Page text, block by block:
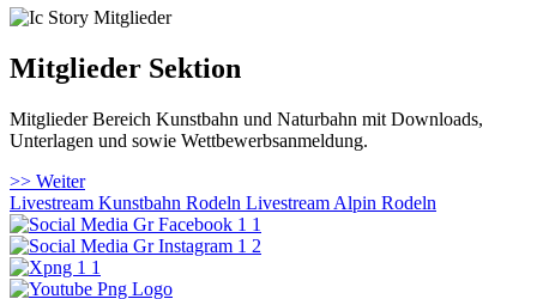
Mitglieder Sektion
Mitglieder Bereich Kunstbahn und Naturbahn mit Downloads,
Unterlagen und sowie Wettbewerbsanmeldung.
>> Weiter
Livestream Kunstbahn Rodeln Livestream Alpin Rodeln